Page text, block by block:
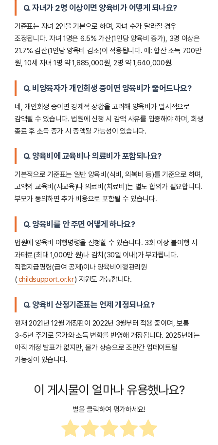
Q. 자녀가 2명 이상이면 양육비가 어떻게 되나요?
기준표는 자녀 2인을 기본으로 하며, 자녀 수가 달라질 경우
조정됩니다. 자녀 1명은 6.5% 가산(1인당 양육비 증가), 3명 이상은
21.7% 감산(1인당 양육비 감소)이 적용됩니다. 예: 합산 소득 700만
원, 10세 자녀 1명 약 1,885,000원, 2명 약 1,640,000원.
Q. 비양육자가 개인회생 중이면 양육비가 줄어드나요?
네, 개인회생 중이면 경제적 상황을 고려해 양육비가 일시적으로
감액될 수 있습니다. 법원에 신청 시 감액 사유를 입증해야 하며, 회생
종료 후 소득 증가 시 증액될 가능성이 있습니다.
Q. 양육비에 교육비나 의료비가 포함되나요?
기본적으로 기준표는 일반 양육비(식비, 의복비 등)를 기준으로 하며,
고액의 교육비(사교육)나 의료비(치료비)는 별도 합의가 필요합니다.
부모가 동의하면 추가 비용으로 포함될 수 있습니다.
Q. 양육비를 안 주면 어떻게 하나요?
법원에 양육비 이행명령을 신청할 수 있습니다. 3회 이상 불이행 시
과태료(최대 1,000만 원)나 감치(30일 이내)가 부과됩니다.
직접지급명령(급여 공제)이나 양육비이행관리원
(childsupport.or.kr) 지원도 가능합니다.
Q. 양육비 산정기준표는 언제 개정되나요?
현재 2021년 12월 개정판이 2022년 3월부터 적용 중이며, 보통
3~5년 주기로 물가와 소득 변화를 반영해 개정됩니다. 2025년에는
아직 개정 발표가 없지만, 물가 상승으로 조만간 업데이트될
가능성이 있습니다.
이 게시물이 얼마나 유용했나요?
별을 클릭하여 평가하세요!